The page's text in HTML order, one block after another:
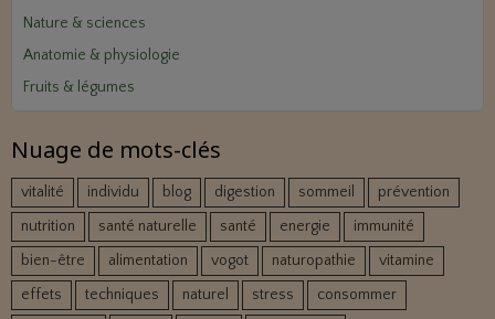
Nature & sciences
Anatomie & physiologie
Fruits & légumes
Nuage de mots-clés
vitalité individu blog digestion sommeil
prévention
nutrition
santé naturelle santé energie
immunité
bien-être
alimentation vogot naturopathie
vitamine
effets
techniques naturel stress
consommer